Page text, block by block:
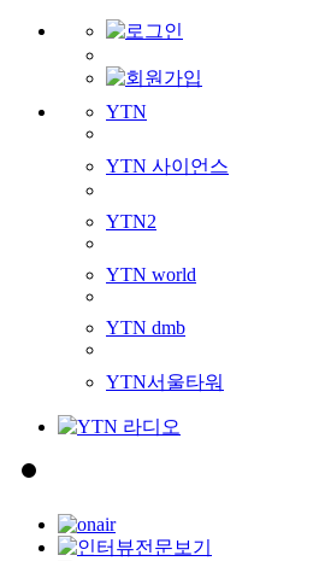
YTN
YTN 사이언스
YTN2
YTN world
YTN dmb
YTN서울타워